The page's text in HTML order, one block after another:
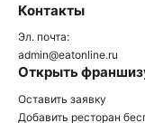
Контакты
Эл. почта:
admin@eatonline.ru
Открыть
Оставить заявку
Добавить ресторан